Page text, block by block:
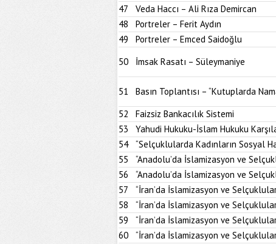
47
Veda Haccı – Ali Rıza Demircan
48
Portreler – Ferit Aydın
49
Portreler – Emced Saidoğlu
50
İmsak Rasatı – Süleymaniye
51 Basın Toplantısı – “Kutuplarda
52
Faizsiz Bankacılık Sistemi
53
Yahudi Hukuku-İslam Hukuku
54
“Selçuklularda Kadınların Sosyal
55
“Anadolu’da İslamizasyon ve
56
“Anadolu’da İslamizasyon ve
57
“İran’da İslamizasyon ve
58
“İran’da İslamizasyon ve
59
“İran’da İslamizasyon ve
60
“İran’da İslamizasyon ve